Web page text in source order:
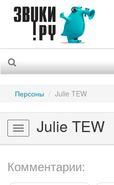
Персоны Julie TEW
Toggle
navigation
Julie TEW
Комментарии: